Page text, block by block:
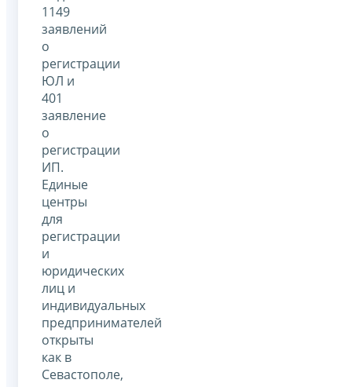
1149
заявлений
о
регистрации
ЮЛ и
401
заявление
о
регистрации
ИП.
Единые
центры
для
регистрации
и
юридических
лиц и
индивидуальных
предпринимателей
открыты
как в
Севастополе,